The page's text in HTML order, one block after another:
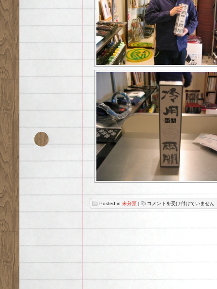
Posted in 未分類 |
日
本
コメントを受け付けていません